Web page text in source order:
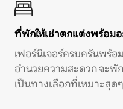
ที่พักให้เช่าตกแต่งพร้อม
เฟอร์นิเจอร์ครบครันพร้อ
อำนวยความสะดวก จะพั
เป็นทางเลือกที่เหมาะสุด